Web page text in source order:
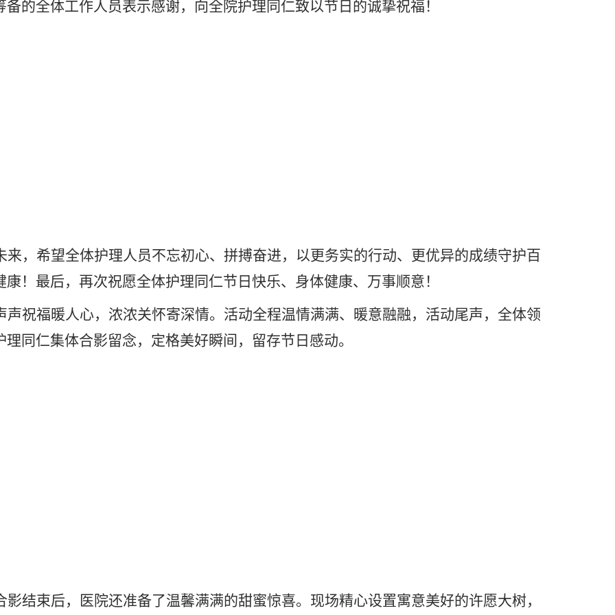
备的全体工作人员表示感谢，向全院护理同仁致以节日的诚挚祝福！
康！最后，再次祝愿全体护理同仁节日快乐、身体健康、万事顺意！
声祝福暖人心，浓浓关怀寄深情。活动全程温情满满、暖意融融，活动尾声，全体领
理同仁集体合影留念，定格美好瞬间，留存节日感动。
护士都亲手从树上摘下一颗甜甜的棒棒糖，寓意生活甜蜜圆满、工作顺遂无忧、未来